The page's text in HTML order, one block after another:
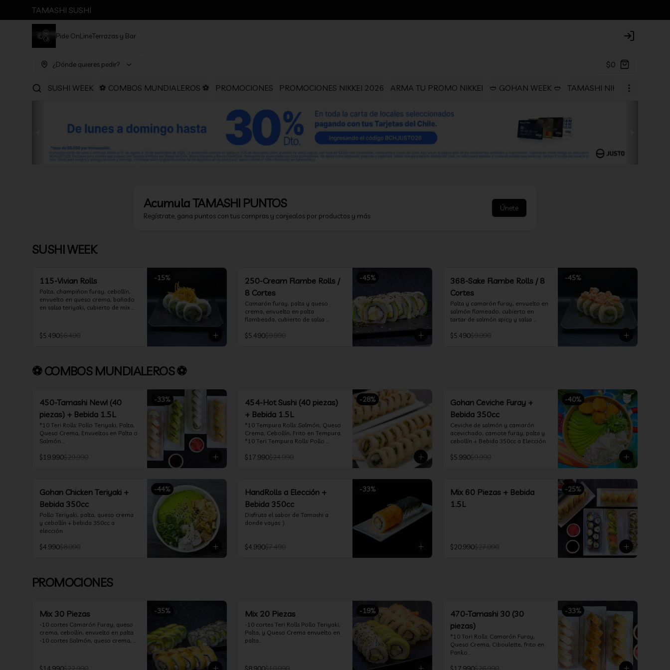
TAMASHI SUSHI
Pide OnLineTerrazas y Bar Login
¿Dónde quieres pedir? $0
SUSHI WEEK ⚽ COMBOS MUNDIALEROS ⚽ PROMOCIONES PROMOCIONES NIKKEI 2026 ARMA TU PROMO NIKKEI 🥙 GOHAN WEEK 🥙 TAMASHI NIKKEI
AcumulaTAMASHI PUNTOS
Regístrate, gana puntos con tus compras y canjealos por productos y más
Únete
SUSHI WEEK
-15%
115-Vivian Rolls
Palta, champiñon furay, cebollín,
envuelto en queso crema, bañado
en salsa teriyaki, cubierto de mix
$5.490$6.490
-45%
250-Cream Flambe Rolls /
8 Cortes
Camarón furay, palta y queso
crema, envuelto en palta
flambeada, cubierto de salsa
de sesamo.
$5.490$9.990
-45%
368-Sake Flambe Rolls / 8
Cortes
Palta y camarón furay, envuelto en
salmón flameado, cubierto en
tartar de salmón spicy y salsa
$5.490$9.990
⚽ COMBOS MUNDIALEROS ⚽
-33%
450-Tamashi New! (40
piezas) + Bebida 1.5L
*10 Teri Rolls: Pollo Teriyaki, Palta,
Queso Crema, Envueltos en Palta o
Salmón.
Palta, Cebollín, Envuelto en Queso
envuelto en salmón y bañado en
salsa acevichada
*10 Tempura Rolls: Salmón, Queso
Crema, Cebollín, Frito en Tempura.
*Incluye 2 palitos, 2 soya 30ml, 1
salsa teriyaki 30ml
$19.990$29.990
-28%
454-Hot Sushi (40 piezas)
+ Bebida 1.5L
*10 Tempura Rolls: Salmón, Queso
Crema, Cebollín, Frito en Tempura.
*10 Teri Tempura Rolls: Pollo
Frito en Tempura
*10 Kani Tempura Rolls: Kanikama,
Queso Crema y Cebollín, frito en
tempura
*Incluye 2 palitos, 2 soya 30ml, 1
salsa teriyaki 30ml
$17.990$24.990
-40%
Gohan Ceviche Furay +
Bebida 350cc
Ceviche de salmón y camarón
acevichado, camote furay, palta y
cebollín + Bebida 350cc a Elección
$5.990$9.990
-44%
Gohan Chicken Teriyaki +
Bebida 350cc
Pollo Teriyaki, palta, queso crema
y cebollín + bebida 350cc a
elección
$4.990$8.990
-33%
HandRolls a Elección +
Bebida 350cc
Disfruta el sabor de Tamashi a
donde vayas :).
$4.990$7.490
-25%
Mix 60 Piezas + Bebida
1.5L
$20.990$27.990
PROMOCIONES
-35%
Mix 30 Piezas
-10 cortes Camarón Furay, queso
crema, cebollín, envuelto en palta
-10 cortes Salmón, queso crema,
crema, cebollín, frito en tempura
-19%
Mix 20 Piezas
-10 cortes Teri Rolls Pollo Teriyaki,
Palta, y Queso Crema envuelto en
palta
en Panko
-33%
470-Tamashi 30 (30
piezas)
*10 Tori Rolls: Camarón Furay,
Queso Crema, Ciboulette, frito en
Panko
Crema, Cebollín, Frito en Tempura.